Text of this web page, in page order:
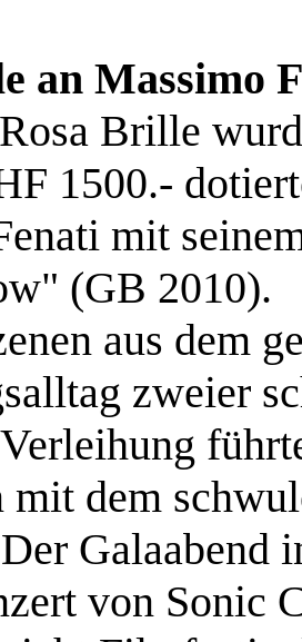
an Massimo
Brille
1500.-
mit
(GB 2010).
aus dem
zweier
mit dem
Galaabend
von Sonic